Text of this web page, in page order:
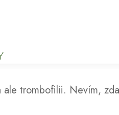
ale trombofilii. Nevím,